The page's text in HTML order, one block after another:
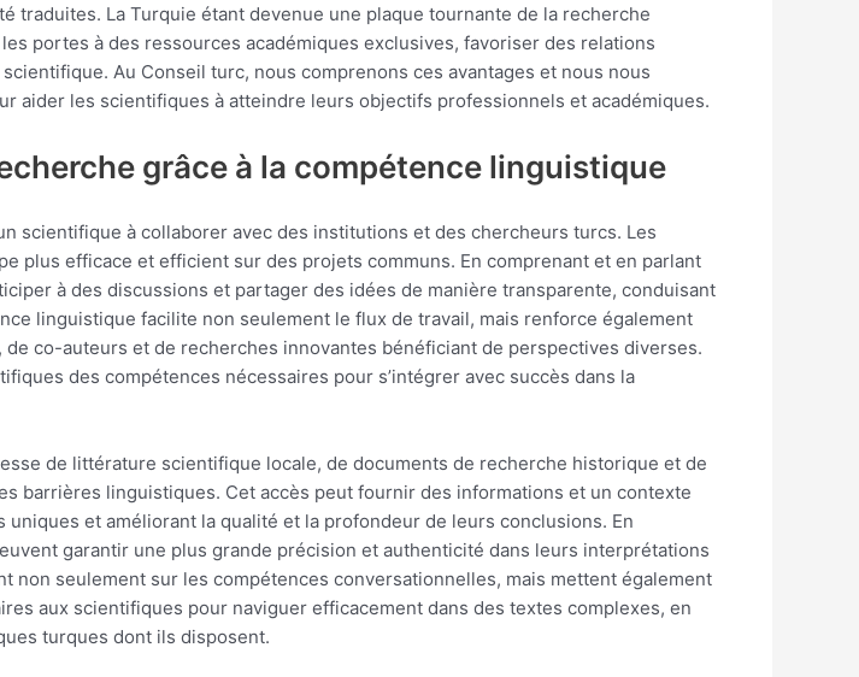
traduites. La Turquie étant devenue une plaque tournante de la recherche
portes à des ressources académiques exclusives, favoriser des relations
Au Conseil turc, nous comprenons ces avantages et nous nous
aider les scientifiques à atteindre leurs objectifs professionnels et académiques.
grâce à la compétence linguistique
scientifique à collaborer avec des institutions et des chercheurs turcs. Les
plus efficace et efficient sur des projets communs. En comprenant et en parlant
à des discussions et partager des idées de manière transparente, conduisant
linguistique facilite non seulement le flux de travail, mais renforce également
co-auteurs et de recherches innovantes bénéficiant de perspectives diverses.
des compétences nécessaires pour s’intégrer avec succès dans la
de littérature scientifique locale, de documents de recherche historique et de
barrières linguistiques. Cet accès peut fournir des informations et un contexte
et améliorant la qualité et la profondeur de leurs conclusions. En
garantir une plus grande précision et authenticité dans leurs interprétations
seulement sur les compétences conversationnelles, mais mettent également
aux scientifiques pour naviguer efficacement dans des textes complexes, en
turques dont ils disposent.